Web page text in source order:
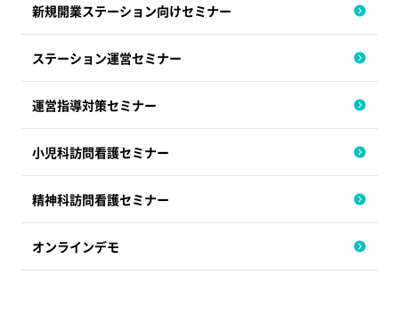
新規開業ステーション向けセミナー
ステーション運営セミナー
運営指導対策セミナー
小児科訪問看護セミナー
精神科訪問看護セミナー
オンラインデモ